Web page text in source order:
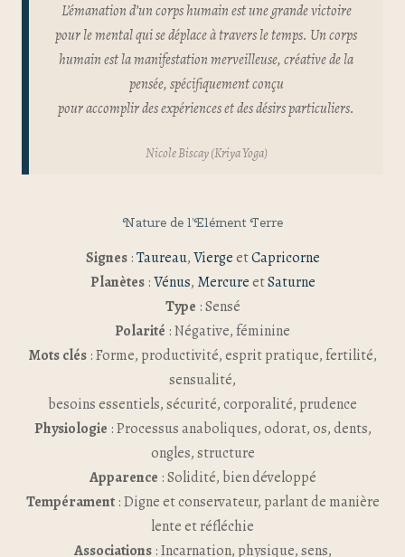
L’émanation d’un corps humain est une grande victoire
pour le mental qui se déplace à travers le temps. Un corps
humain est la manifestation merveilleuse, créative de la
pensée, spécifiquement conçu
pour accomplir des expériences et des désirs particuliers.
Nicole Biscay (Kriya Yoga)
Nature de l’Elément Terre
Signes:Taureau,ViergeetCapricorne
Planètes :Vénus, MercureetSaturne
Type : Sensé
Polarité : Négative, féminine
Mots clés : Forme, productivité, esprit pratique, fertilité,
sensualité,
besoins essentiels, sécurité, corporalité, prudence
Physiologie : Processus anaboliques, odorat, os, dents,
ongles, structure
Apparence : Solidité, bien développé
Tempérament: Digne et conservateur, parlant de manière
lente et réfléchie
Associations: Incarnation, physique, sens,